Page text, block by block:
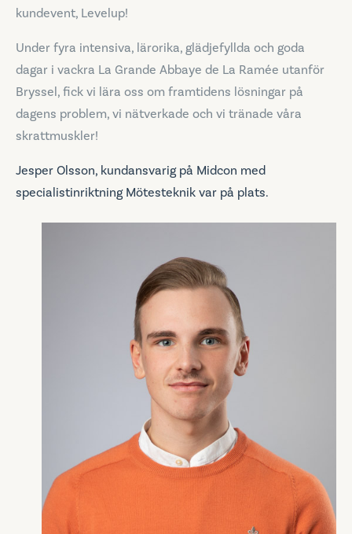
kundevent, Levelup!
Under fyra intensiva, lärorika, glädjefyllda och goda
dagar i vackra La Grande Abbaye de La Ramée utanför
Bryssel, fick vi lära oss om framtidens lösningar på
dagens problem, vi nätverkade och vi tränade våra
skrattmuskler!
Jesper Olsson, kundansvarig på Midcon med
specialistinriktning Mötesteknik var på plats.